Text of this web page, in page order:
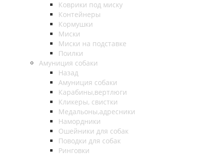
Коврики под миску
Контейнеры
Кормушки
Миски
Миски на подставке
Поилки
Амуниция собаки
Назад
Амуниция собаки
Карабины,вертлюги
Кликеры, свистки
Медальоны,адресники
Намордники
Ошейники для собак
Поводки для собак
Ринговки